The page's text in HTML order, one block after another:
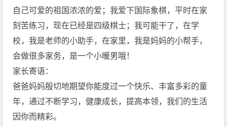
自己可爱的祖国浓浓的爱；我爱下国际象棋，平时在家
刻苦练习，现在已经是四级棋士；我可能干了，在学
校，我是老师的小助手，在家里，我是妈妈的小帮手，
会做很多家务，是一个小暖男哦！
家长寄语：
爸爸妈妈殷切地期望你能度过一个快乐、丰富多彩的童
年，通过不断学习，健康成长，提高本领，我们的生活
因你而精彩。